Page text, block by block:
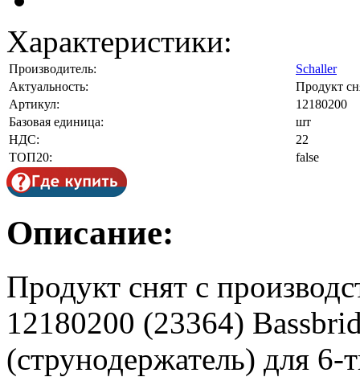
Характеристики:
Производитель:
Schaller
Актуальность:
Продукт
Артикул:
12180200
Базовая единица:
шт
НДС:
22
ТОП20:
false
Описание:
Продукт снят с
12180200 (23364)
(струнодержатель) для 6-